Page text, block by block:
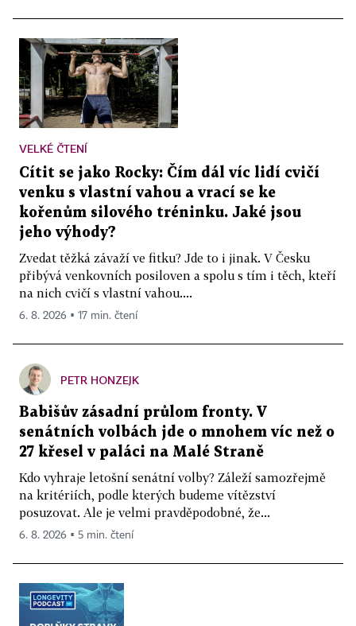
VELKÉ ČTENÍ
Cítit se jako Rocky: Čím dál víc lidí cvičí
venku s vlastní vahou a vrací se ke
kořenům silového tréninku. Jaké jsou
jeho výhody?
Zvedat těžká závaží ve fitku? Jde to i jinak. V Česku
přibývá venkovních posiloven a spolu s tím i těch, kteří
na nich cvičí s vlastní vahou....
6. 8. 2026 ▪ 17 min. čtení
PETR HONZEJK
Babišův zásadní průlom fronty. V
senátních volbách jde o mnohem víc než o
27 křesel v paláci na Malé Straně
Kdo vyhraje letošní senátní volby? Záleží samozřejmě
na kritériích, podle kterých budeme vítězství
posuzovat. Ale je velmi pravděpodobné, že...
6. 8. 2026 ▪ 5 min. čtení